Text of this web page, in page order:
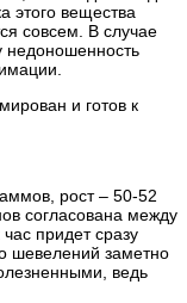
этого вещества
совсем. В случае
недоношенность
и готов к
рост – 50-52
согласована между
придет сразу
шевелений заметно
ведь